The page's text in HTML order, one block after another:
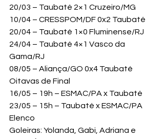
20/03 – Taubaté 2×1 Cruzeiro/MG
10/04 – CRESSPOM/DF 0x2 Taubaté
20/04 – Taubaté 1×0 Fluminense/RJ
24/04 – Taubaté 4×1 Vasco da
Gama/RJ
08/05 – Aliança/GO 0x4 Taubaté
Oitavas de Final
16/05 – 19h – ESMAC/PA x Taubaté
23/05 – 15h – Taubaté x ESMAC/PA
Elenco
Goleiras: Yolanda, Gabi, Adriana e